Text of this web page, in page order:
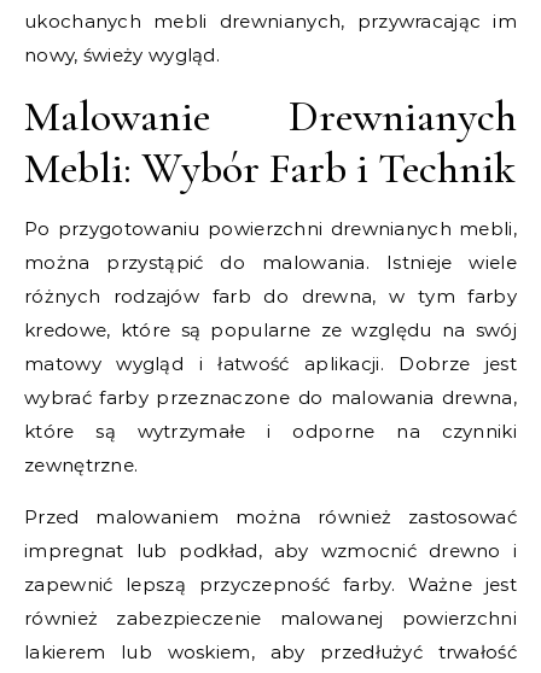
ukochanych mebli drewnianych, przywracając im
nowy, świeży wygląd.
Malowanie Drewnianych
Mebli: Wybór Farb i Technik
Po przygotowaniu powierzchni drewnianych mebli,
można przystąpić do malowania. Istnieje wiele
różnych rodzajów farb do drewna, w tym farby
kredowe, które są popularne ze względu na swój
matowy wygląd i łatwość aplikacji. Dobrze jest
wybrać farby przeznaczone do malowania drewna,
które są wytrzymałe i odporne na czynniki
zewnętrzne.
Przed malowaniem można również zastosować
impregnat lub podkład, aby wzmocnić drewno i
zapewnić lepszą przyczepność farby. Ważne jest
również zabezpieczenie malowanej powierzchni
lakierem lub woskiem, aby przedłużyć trwałość